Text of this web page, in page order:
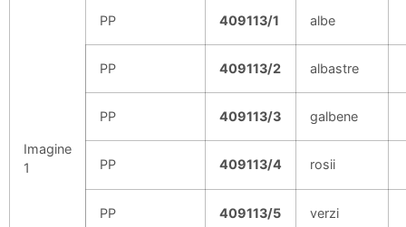
Imagine
1
PP 409113/1 albe
PP 409113/2 albastre
PP 409113/3 galbene
PP 409113/4 rosii
PP 409113/5 verzi